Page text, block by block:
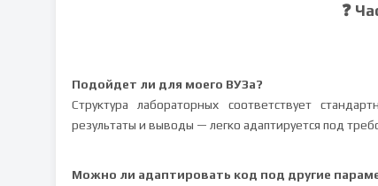
❓
Подойдет ли для моего ВУЗа?
Структура лабораторных соответствует
результаты и выводы — легко адаптируется под
Можно ли адаптировать код под другие